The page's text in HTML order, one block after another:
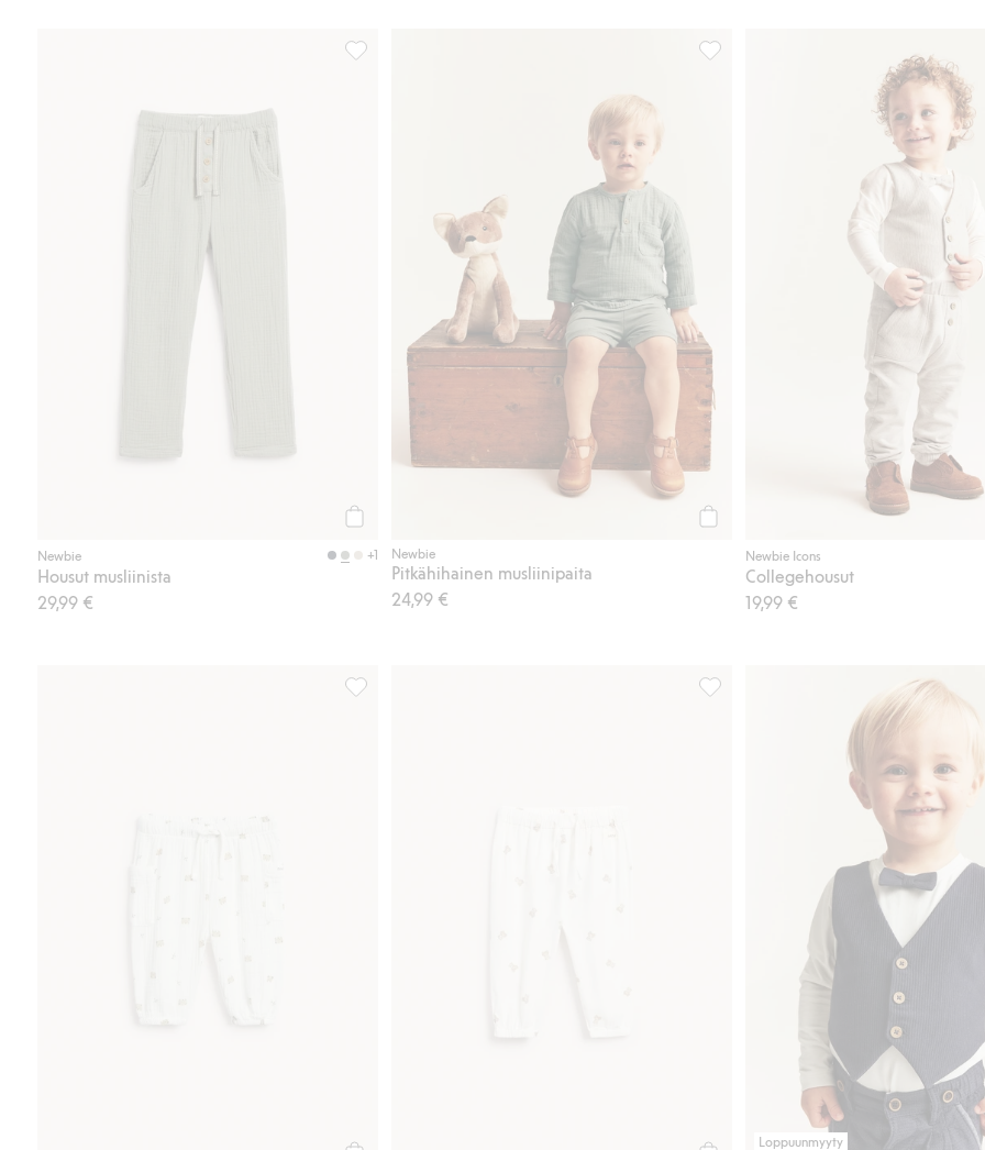
Newbie +1
Housut musliinista
29,99 €
Newbie
Pitkähihainen musliinipaita
24,99 €
Pitkähihainen musliinipaita, Lisää
Newbie Icons
Collegehousut
19,99 €
Kudotut, nallekarhuaiheiset housut,
Loppuunmyyty